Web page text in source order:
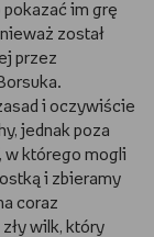
im grę
został
przez
i oczywiście
jednak poza
w którego mogli
i zbieramy
coraz
wilk, który